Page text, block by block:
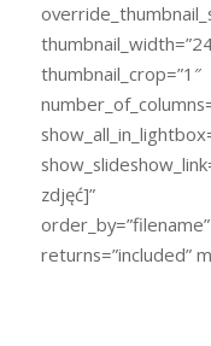
zdjęć]”
returns=”included”